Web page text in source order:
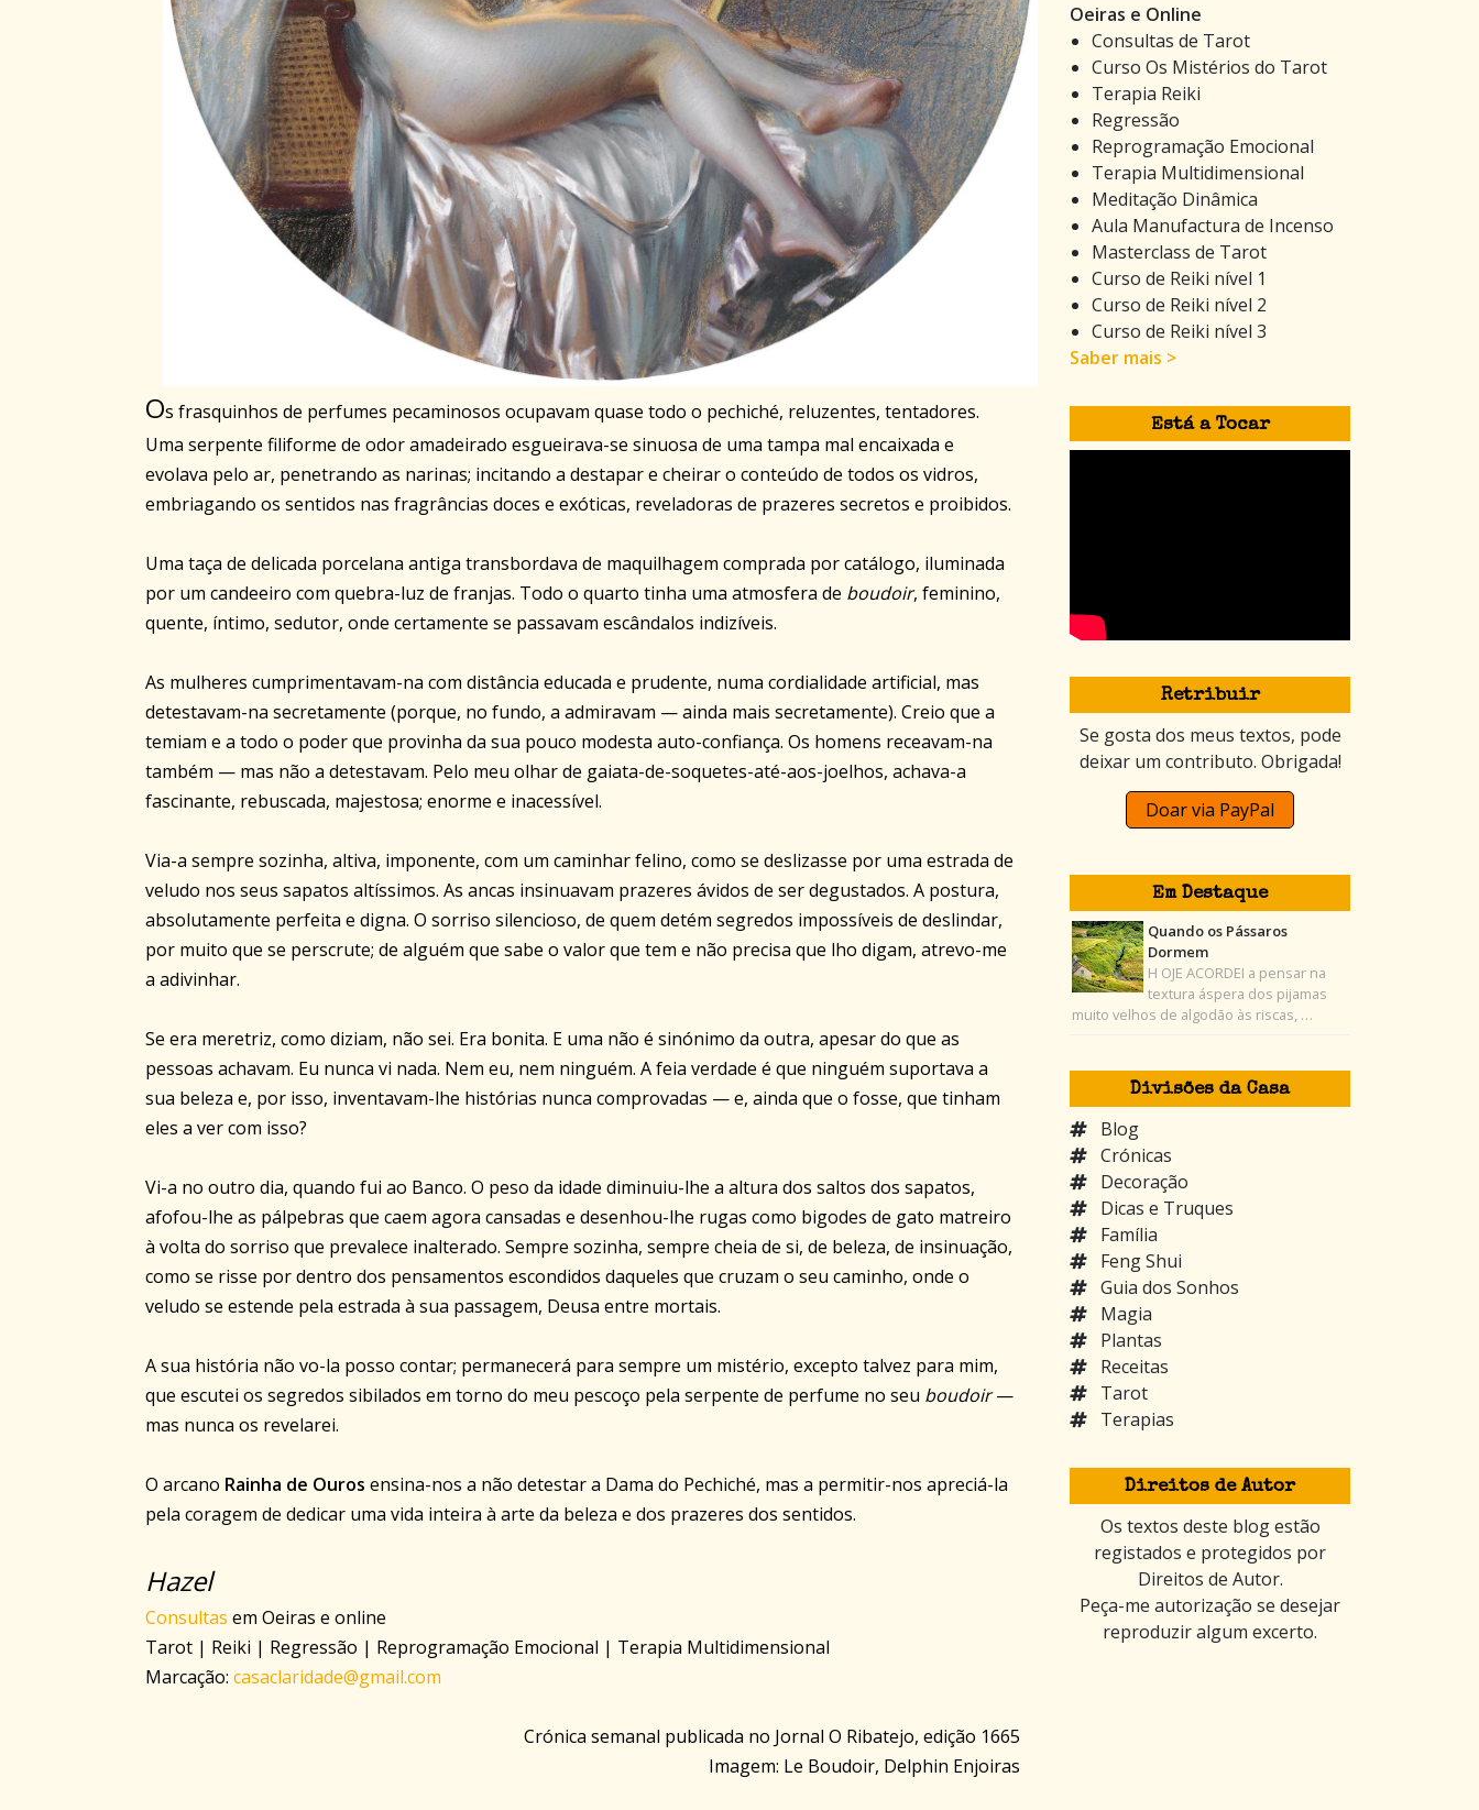
Os frasquinhos de perfumes pecaminosos ocupavam quase todo o pechiché, reluzentes, tentadores.
Uma serpente filiforme de odor amadeirado esgueirava-se sinuosa de uma tampa mal encaixada e
evolava pelo ar, penetrando as narinas; incitando a destapar e cheirar o conteúdo de todos os vidros,
embriagando os sentidos nas fragrâncias doces e exóticas, reveladoras de prazeres secretos e proibidos.
Uma taça de delicada porcelana antiga transbordava de maquilhagem comprada por catálogo, iluminada
por um candeeiro com quebra-luz de franjas. Todo o quarto tinha uma atmosfera de boudoir, feminino,
quente, íntimo, sedutor, onde certamente se passavam escândalos indizíveis.
As mulheres cumprimentavam-na com distância educada e prudente, numa cordialidade artificial, mas
detestavam-na secretamente (porque, no fundo, a admiravam — ainda mais secretamente). Creio que a
temiam e a todo o poder que provinha da sua pouco modesta auto-confiança. Os homens receavam-na
também — mas não a detestavam. Pelo meu olhar de gaiata-de-soquetes-até-aos-joelhos, achava-a
fascinante, rebuscada, majestosa; enorme e inacessível.
Via-a sempre sozinha, altiva, imponente, com um caminhar felino, como se deslizasse por uma estrada de
veludo nos seus sapatos altíssimos. As ancas insinuavam prazeres ávidos de ser degustados. A postura,
absolutamente perfeita e digna. O sorriso silencioso, de quem detém segredos impossíveis de deslindar,
por muito que se perscrute; de alguém que sabe o valor que tem e não precisa que lho digam, atrevo-me
a adivinhar.
Se era meretriz, como diziam, não sei. Era bonita. E uma não é sinónimo da outra, apesar do que as
pessoas achavam. Eu nunca vi nada. Nem eu, nem ninguém. A feia verdade é que ninguém suportava a
sua beleza e, por isso, inventavam-lhe histórias nunca comprovadas — e, ainda que o fosse, que tinham
eles a ver com isso?
Vi-a no outro dia, quando fui ao Banco. O peso da idade diminuiu-lhe a altura dos saltos dos sapatos,
afofou-lhe as pálpebras que caem agora cansadas e desenhou-lhe rugas como bigodes de gato matreiro
à volta do sorriso que prevalece inalterado. Sempre sozinha, sempre cheia de si, de beleza, de insinuação,
como se risse por dentro dos pensamentos escondidos daqueles que cruzam o seu caminho, onde o
veludo se estende pela estrada à sua passagem, Deusa entre mortais.
A sua história não vo-la posso contar; permanecerá para sempre um mistério, excepto talvez para mim,
que escutei os segredos sibilados em torno do meu pescoço pela serpente de perfume no seu boudoir—
mas nunca os revelarei.
O arcano Rainha de Ouros ensina-nos a não detestar a Dama do Pechiché, mas a permitir-nos apreciá-la
pela coragem de dedicar uma vida inteira à arte da beleza e dos prazeres dos sentidos.
Hazel
Consultas em Oeiras e online
Tarot | Reiki | Regressão | Reprogramação Emocional | Terapia Multidimensional
Marcação: casaclaridade@gmail.com
Crónica semanal publicada no Jornal O Ribatejo, edição 1665
Imagem: Le Boudoir, Delphin Enjoiras
Oeiras e Online
Consultas de Tarot
Curso Os Mistérios do Tarot
Terapia Reiki
Regressão
Reprogramação Emocional
Terapia Multidimensional
Meditação Dinâmica
Aula Manufactura de Incenso
Masterclass de Tarot
Curso de Reiki nível 1
Curso de Reiki nível 2
Curso de Reiki nível 3
Saber mais >
Está a Tocar
Retribuir
Se gosta dos meus textos, pode
deixar um contributo. Obrigada!
Doar via PayPal
Em Destaque
Quando os Pássaros
Dormem
H OJE ACORDEI a pensar na
textura áspera dos pijamas
muito velhos de algodão às riscas, …
Divisões da Casa
Blog
Crónicas
Decoração
Dicas e Truques
Família
Feng Shui
Guia dos Sonhos
Magia
Plantas
Receitas
Tarot
Terapias
Direitos de Autor
Os textos deste blog estão
registados e protegidos por
Direitos de Autor.
Peça-me autorização se desejar
reproduzir algum excerto.